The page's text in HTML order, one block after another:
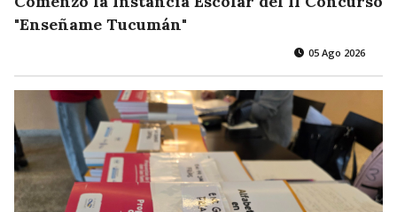
"Enseñame Tucumán"
05 Ago 2026